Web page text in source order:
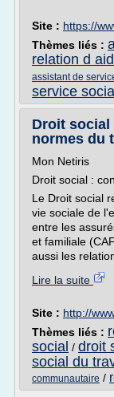
Site : https://
Thèmes liés :
relation d
assistant de
service social
Droit social
normes du
Mon Netiris
Droit social :
Le Droit social
vie sociale de
entre les
et familiale
aussi les
Lire la suite
Site : http://
Thèmes liés :
social / droit
social du
communautaire /